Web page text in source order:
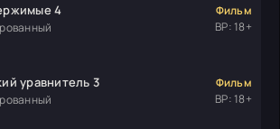
4
Фильм
ВР: 18+
уравнитель 3
Фильм
ВР: 18+